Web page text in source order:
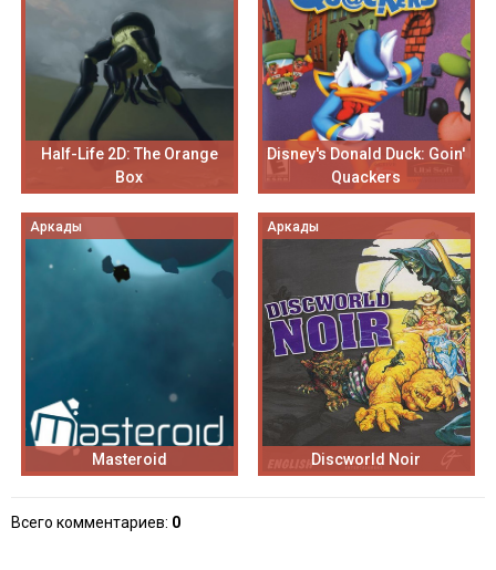
Half-Life 2D: The Orange
Box
Disney's Donald Duck: Goin'
Quackers
Аркады
Masteroid
Аркады
Discworld Noir
Всего комментариев: 0